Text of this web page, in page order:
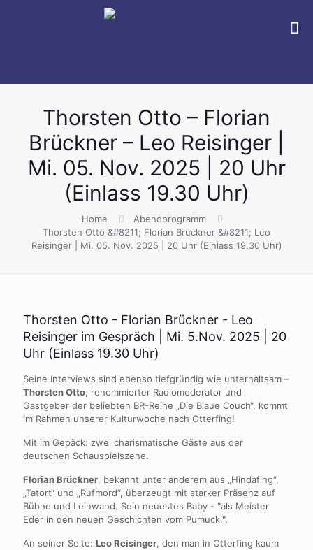
Thorsten Otto – Florian
Brückner – Leo Reisinger |
Mi. 05. Nov. 2025 | 20 Uhr
(Einlass 19.30 Uhr)
Home
Abendprogramm
Thorsten Otto &#8211; Florian Brückner &#8211; Leo
Reisinger | Mi. 05. Nov. 2025 | 20 Uhr (Einlass 19.30 Uhr)
Thorsten Otto - Florian Brückner - Leo
Reisinger im Gespräch | Mi. 5.Nov. 2025 | 20
Uhr (Einlass 19.30 Uhr)
Seine Interviews sind ebenso tiefgründig wie unterhaltsam –
Thorsten Otto, renommierter Radiomoderator und
Gastgeber der beliebten BR-Reihe „Die Blaue Couch“, kommt
im Rahmen unserer Kulturwoche nach Otterfing!
Mit im Gepäck: zwei charismatische Gäste aus der
deutschen Schauspielszene.
Florian Brückner, bekannt unter anderem aus „Hindafing“,
„Tatort“ und „Rufmord“, überzeugt mit starker Präsenz auf
Bühne und Leinwand. Sein neuestes Baby - "als Meister
Eder in den neuen Geschichten vom Pumuckl".
An seiner Seite: Leo Reisinger, den man in Otterfing kaum